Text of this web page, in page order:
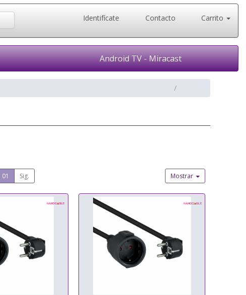
Identifícate Contacto Carrito
Android TV - Miracast
01 Sig. Mostrar